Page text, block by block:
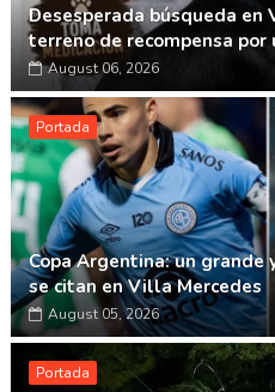
Desesperada búsqueda en
terreno de recompensa por
August 06, 2026
Portada
Copa Argentina: un
se citan en Villa Mercedes
August 05, 2026
Portada